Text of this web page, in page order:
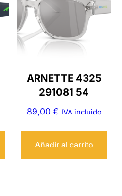
ARNETTE 4325
291081 54
89,00 € IVA incluido
Añadir al carrito